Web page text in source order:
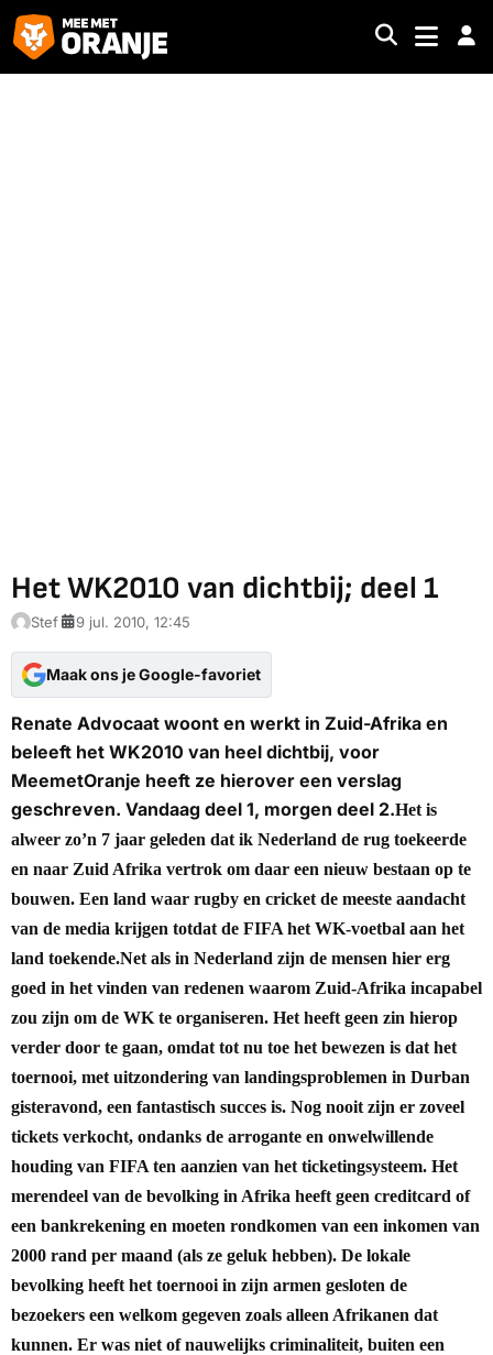
Het WK2010 van dichtbij; deel 1
Stef 9 jul. 2010, 12:45
Maak ons je Google-favoriet
Renate Advocaat woont en werkt in Zuid-Afrika en
beleeft het WK2010 van heel dichtbij, voor
MeemetOranje heeft ze hierover een verslag
geschreven. Vandaag deel 1, morgen deel 2.Het is
alweer zo’n 7 jaar geleden dat ik Nederland de rug toekeerde
en naar Zuid Afrika vertrok om daar een nieuw bestaan op te
bouwen. Een land waar rugby en cricket de meeste aandacht
van de media krijgen totdat de FIFA het WK-voetbal aan het
land toekende.Net als in Nederland zijn de mensen hier erg
goed in het vinden van redenen waarom Zuid-Afrika incapabel
zou zijn om de WK te organiseren. Het heeft geen zin hierop
verder door te gaan, omdat tot nu toe het bewezen is dat het
toernooi, met uitzondering van landingsproblemen in Durban
gisteravond, een fantastisch succes is. Nog nooit zijn er zoveel
tickets verkocht, ondanks de arrogante en onwelwillende
houding van FIFA ten aanzien van het ticketingsysteem. Het
merendeel van de bevolking in Afrika heeft geen creditcard of
een bankrekening en moeten rondkomen van een inkomen van
2000 rand per maand (als ze geluk hebben). De lokale
bevolking heeft het toernooi in zijn armen gesloten de
bezoekers een welkom gegeven zoals alleen Afrikanen dat
kunnen. Er was niet of nauwelijks criminaliteit, buiten een